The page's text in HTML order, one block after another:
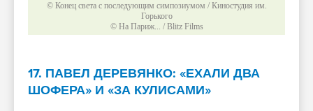
© Конец света с последующим симпозиумом / Киностудия им.
Горького
© На Париж... / Blitz Films
17. ПАВЕЛ ДЕРЕВЯНКО: «ЕХАЛИ ДВА
ШОФЕРА» И «ЗА КУЛИСАМИ»